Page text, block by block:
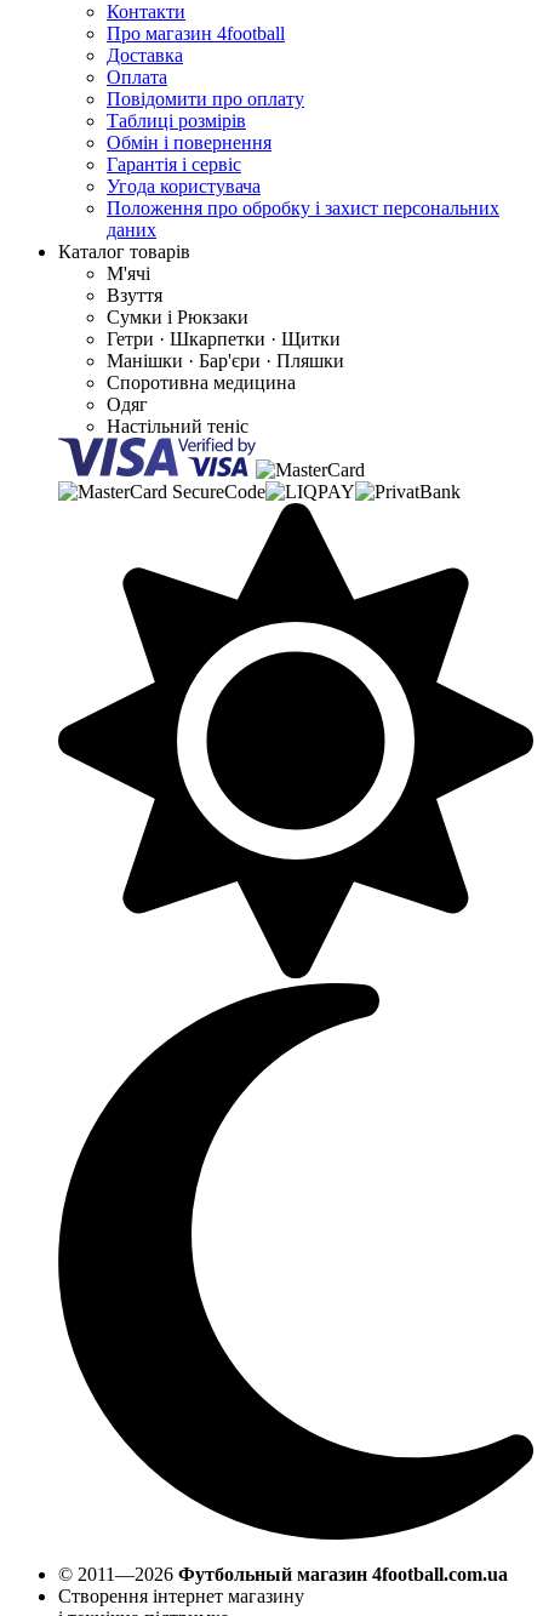
Контакти
Про магазин 4football
Доставка
Оплата
Повідомити про оплату
Таблиці розмірів
Обмін і повернення
Гарантія і сервіс
Угода користувача
Положення про обробку і захист персональних
даних
Каталог товарів
М'ячі
Взуття
Сумки і Рюкзаки
Гетри · Шкарпетки · Щитки
Манішки · Бар'єри · Пляшки
Споротивна медицина
Одяг
Настільний теніс
© 2011—2026 Футбольный магазин 4football.com.ua
Створення інтернет магазину